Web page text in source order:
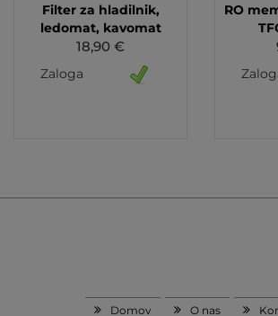
Filter za hladilnik,
ledomat, kavomat
18,90 €
Zaloga
RO
Domov O nas